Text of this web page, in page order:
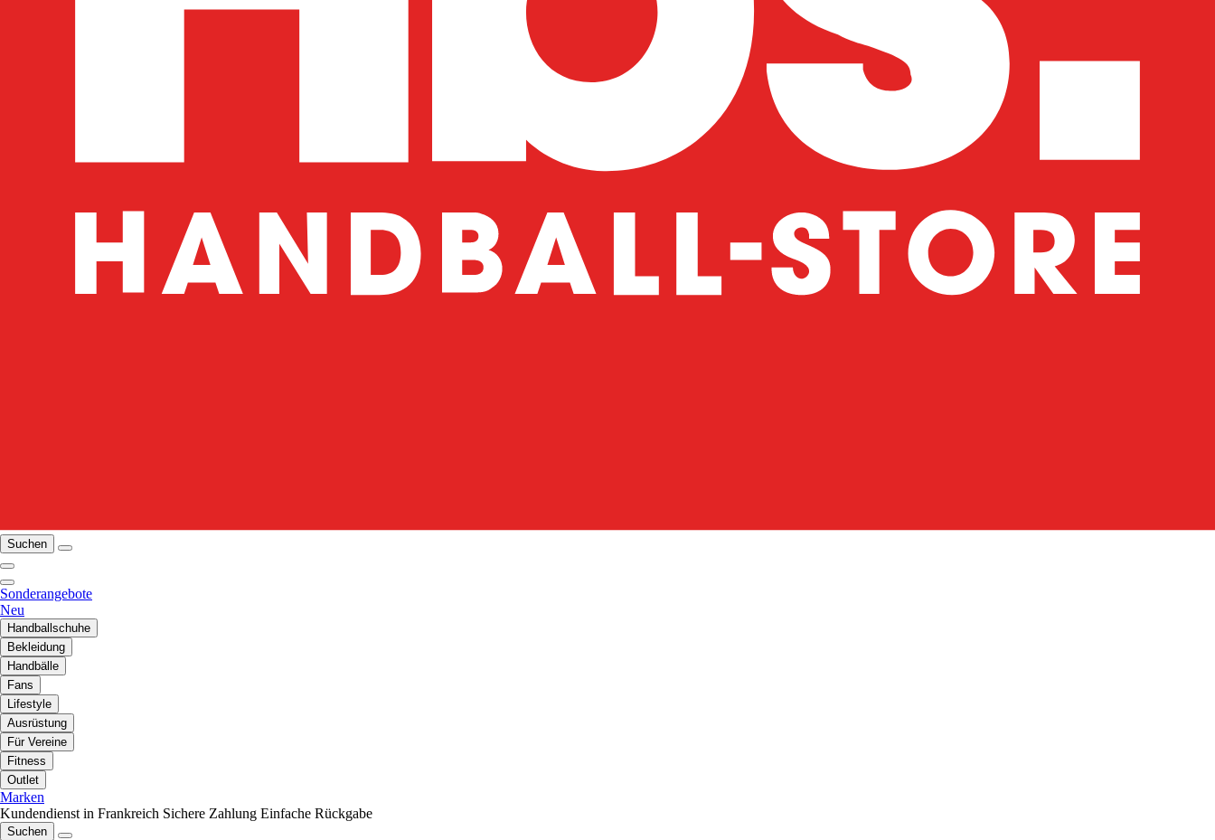
Suchen
Sonderangebote
Neu
Handballschuhe
Bekleidung
Handbälle
Fans
Lifestyle
Ausrüstung
Für Vereine
Fitness
Outlet
Marken
Kundendienst in Frankreich Sichere Zahlung Einfache Rückgabe
Suchen